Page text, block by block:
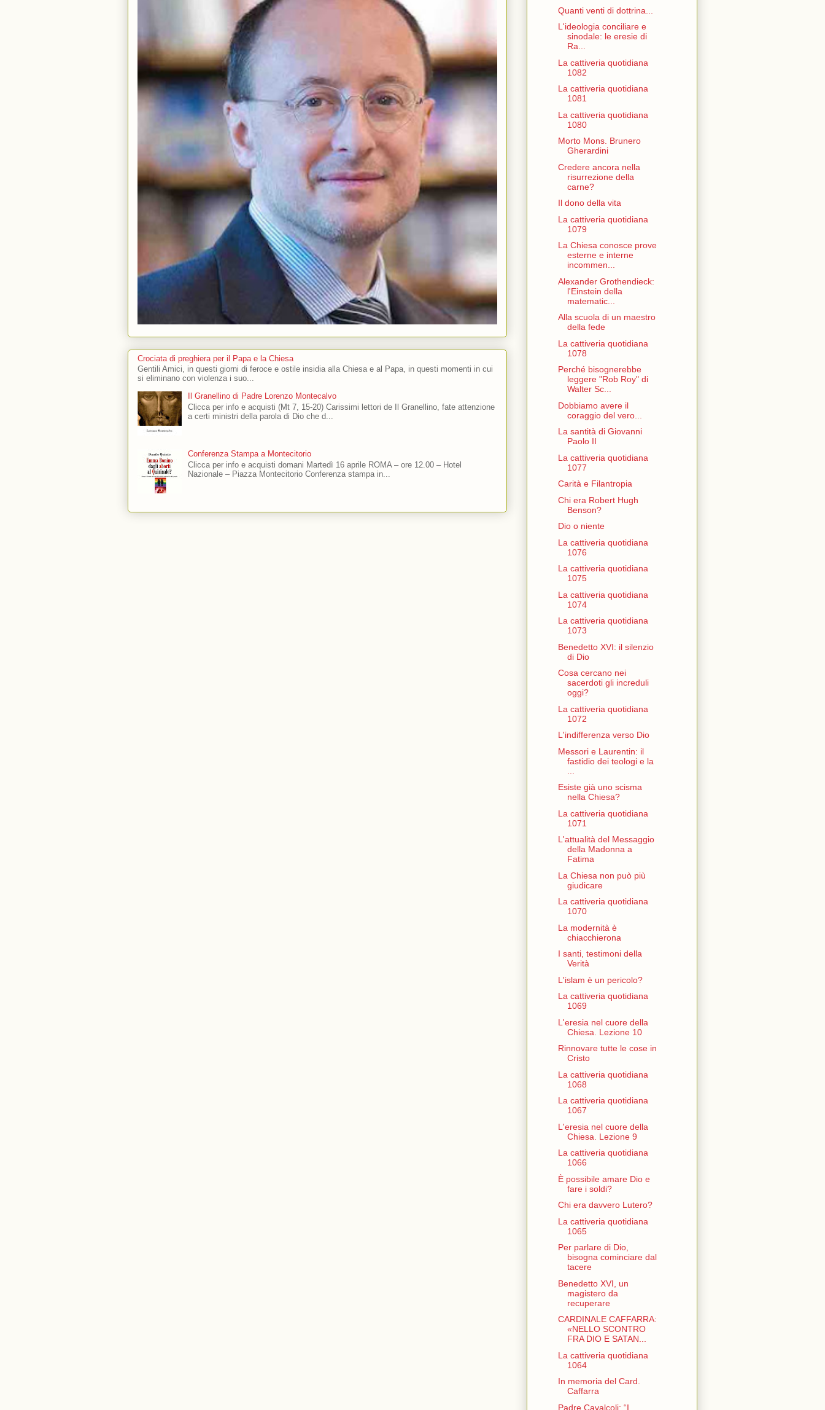
Crociata di preghiera per il Papa e la Chiesa
Gentili Amici, in questi giorni di feroce e ostile insidia alla Chiesa e al Papa, in questi momenti in cui
si eliminano con violenza i suo...
Il Granellino di Padre Lorenzo Montecalvo
Clicca per info e acquisti (Mt 7, 15-20) Carissimi lettori de Il Granellino, fate attenzione
a certi ministri della parola di Dio che d...
Conferenza Stampa a Montecitorio
Clicca per info e acquisti domani Martedì 16 aprile ROMA – ore 12.00 – Hotel
Nazionale – Piazza Montecitorio Conferenza stampa in...
Quanti venti di dottrina...
L'ideologia conciliare e
sinodale: le eresie di
Ra...
La cattiveria quotidiana
1082
La cattiveria quotidiana
1081
La cattiveria quotidiana
1080
Morto Mons. Brunero
Gherardini
Credere ancora nella
risurrezione della
carne?
Il dono della vita
La cattiveria quotidiana
1079
La Chiesa conosce prove
esterne e interne
incommen...
Alexander Grothendieck:
l'Einstein della
matematic...
Alla scuola di un maestro
della fede
La cattiveria quotidiana
1078
Perché bisognerebbe
leggere "Rob Roy" di
Walter Sc...
Dobbiamo avere il
coraggio del vero...
La santità di Giovanni
Paolo II
La cattiveria quotidiana
1077
Carità e Filantropia
Chi era Robert Hugh
Benson?
Dio o niente
La cattiveria quotidiana
1076
La cattiveria quotidiana
1075
La cattiveria quotidiana
1074
La cattiveria quotidiana
1073
Benedetto XVI: il silenzio
di Dio
Cosa cercano nei
sacerdoti gli increduli
oggi?
La cattiveria quotidiana
1072
L'indifferenza verso Dio
Messori e Laurentin: il
fastidio dei teologi e la
Esiste già uno scisma
nella Chiesa?
La cattiveria quotidiana
1071
L'attualità del Messaggio
della Madonna a
Fatima
La Chiesa non può più
giudicare
La cattiveria quotidiana
1070
La modernità è
chiacchierona
I santi, testimoni della
Verità
L'islam è un pericolo?
La cattiveria quotidiana
1069
L'eresia nel cuore della
Chiesa. Lezione 10
Rinnovare tutte le cose in
Cristo
La cattiveria quotidiana
1068
La cattiveria quotidiana
1067
L'eresia nel cuore della
Chiesa. Lezione 9
La cattiveria quotidiana
1066
È possibile amare Dio e
fare i soldi?
Chi era davvero Lutero?
La cattiveria quotidiana
1065
Per parlare di Dio,
bisogna cominciare dal
tacere
Benedetto XVI, un
magistero da
recuperare
CARDINALE CAFFARRA:
«NELLO SCONTRO
FRA DIO E SATAN...
La cattiveria quotidiana
1064
In memoria del Card.
Caffarra
Padre Cavalcoli: “I